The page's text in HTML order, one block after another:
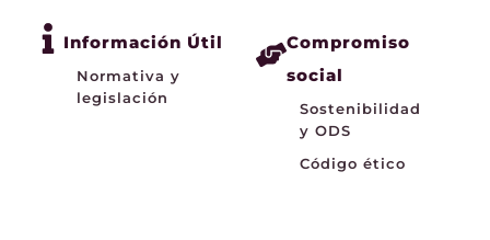
Información Útil
Normativa y
legislación
Compromiso
social
Sostenibilidad
y ODS
Código ético